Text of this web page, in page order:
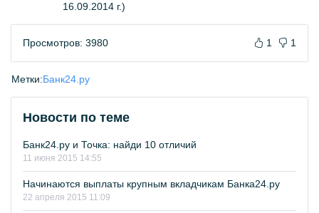
16.09.2014 г.)
Просмотров: 3980 1 1
Метки:Банк24.ру
Новости по теме
Банк24.ру и Точка: найди 10 отличий
11 июня 2015 14:55
Начинаются выплаты крупным вкладчикам Банка24.ру
22 апреля 2015 11:09